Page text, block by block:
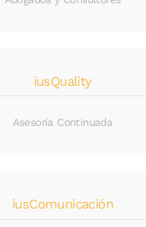
iusQuality
Asesoría Continuada
iusComunicación